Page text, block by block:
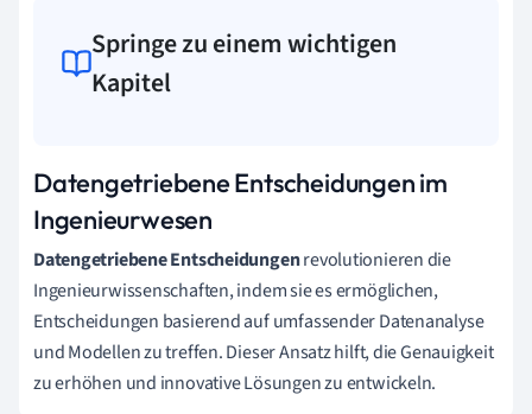
Springe zu einem wichtigen
Kapitel
Datengetriebene Entscheidungen im
Ingenieurwesen
Datengetriebene Entscheidungenrevolutionieren die
Ingenieurwissenschaften, indem sie es ermöglichen,
Entscheidungen basierend auf umfassender Datenanalyse
und Modellen zu treffen. Dieser Ansatz hilft, die Genauigkeit
zu erhöhen und innovative Lösungen zu entwickeln.